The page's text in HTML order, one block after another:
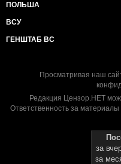
ПОЛЬША
ВСУ
ГЕНШТАБ ВС
Просматривая наш
Редакция Цензор.НЕТ
Ответственность за материалы
за
за